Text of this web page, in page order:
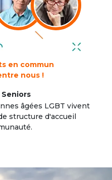
en commun
nous !
âgées LGBT vivent
structure d'accueil